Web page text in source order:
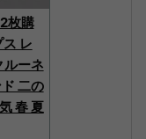
枚購
レ
ルーネ
二の
春 夏